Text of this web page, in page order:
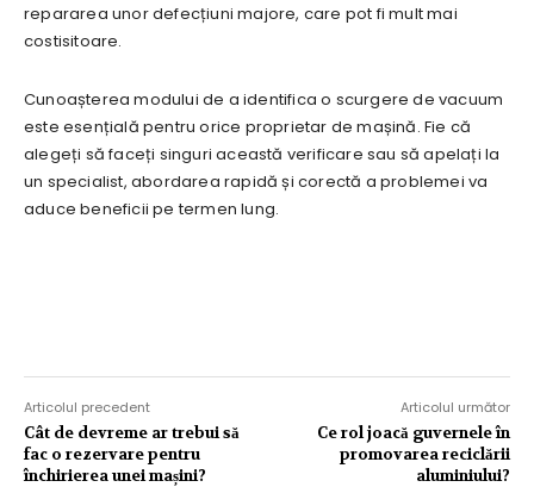
repararea unor defecțiuni majore, care pot fi mult mai
costisitoare.
Cunoașterea modului de a identifica o scurgere de vacuum
este esențială pentru orice proprietar de mașină. Fie că
alegeți să faceți singuri această verificare sau să apelați la
un specialist, abordarea rapidă și corectă a problemei va
aduce beneficii pe termen lung.
Articolul precedent
Cât de devreme ar trebui să
fac o rezervare pentru
închirierea unei mașini?
Articolul următor
Ce rol joacă guvernele în
promovarea reciclării
aluminiului?